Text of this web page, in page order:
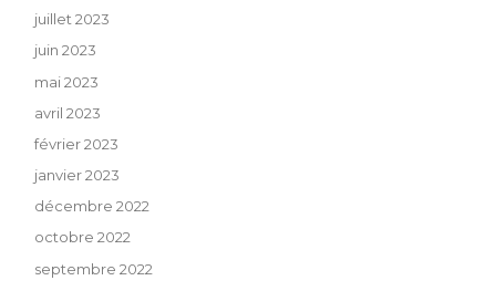
juillet 2023
juin 2023
mai 2023
avril 2023
février 2023
janvier 2023
décembre 2022
octobre 2022
septembre 2022